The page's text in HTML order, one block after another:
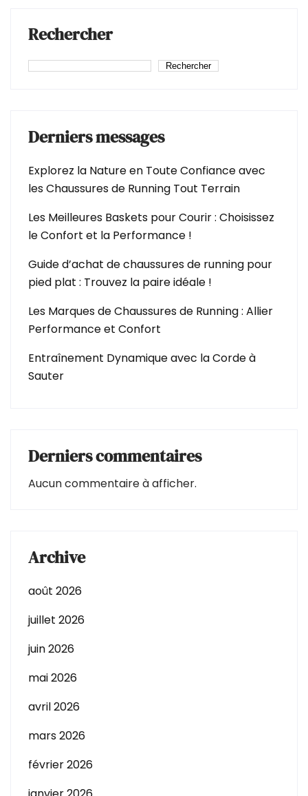
Rechercher
Rechercher
Derniers messages
Explorez la Nature en Toute Confiance avec
les Chaussures de Running Tout Terrain
Les Meilleures Baskets pour Courir : Choisissez
le Confort et la Performance !
Guide d’achat de chaussures de running pour
pied plat : Trouvez la paire idéale !
Les Marques de Chaussures de Running : Allier
Performance et Confort
Entraînement Dynamique avec la Corde à
Sauter
Derniers commentaires
Aucun commentaire à afficher.
Archive
août 2026
juillet 2026
juin 2026
mai 2026
avril 2026
mars 2026
février 2026